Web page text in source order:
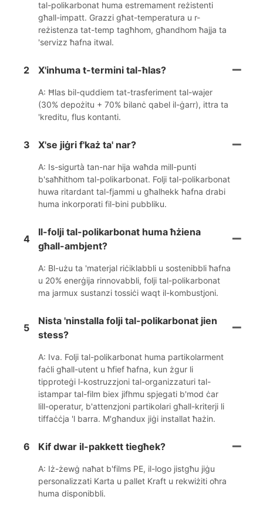
tal-polikarbonat huma estremament reżistenti
għall-impatt. Grazzi għat-temperatura u r-
reżistenza tat-temp tagħhom, għandhom ħajja ta
'servizz ħafna itwal.
2 X'inhuma t-termini tal-ħlas?
A: Ħlas bil-quddiem tat-trasferiment tal-wajer
(30% depożitu + 70% bilanċ qabel il-ġarr), ittra ta
'kreditu, flus kontanti.
3 X'se jiġri f'każ ta' nar?
A: Is-sigurtà tan-nar hija waħda mill-punti
b'saħħithom tal-polikarbonat. Folji tal-polikarbonat
huwa ritardant tal-fjammi u għalhekk ħafna drabi
huma inkorporati fil-bini pubbliku.
4
Il-folji tal-polikarbonat huma ħżiena
għall-ambjent?
A: Bl-użu ta 'materjal riċiklabbli u sostenibbli ħafna
u 20% enerġija rinnovabbli, folji tal-polikarbonat
ma jarmux sustanzi tossiċi waqt il-kombustjoni.
5
Nista 'ninstalla folji tal-polikarbonat jien
stess?
A: Iva. Folji tal-polikarbonat huma partikolarment
faċli għall-utent u ħfief ħafna, kun żgur li
tipproteġi l-kostruzzjoni tal-organizzaturi tal-
istampar tal-film biex jifhmu spjegati b'mod ċar
lill-operatur, b'attenzjoni partikolari għall-kriterji li
tiffaċċja 'l barra. M'għandux jiġi installat ħażin.
6 Kif dwar il-pakkett tiegħek?
A: Iż-żewġ naħat b'films PE, il-logo jistgħu jiġu
personalizzati Karta u pallet Kraft u rekwiżiti oħra
huma disponibbli.